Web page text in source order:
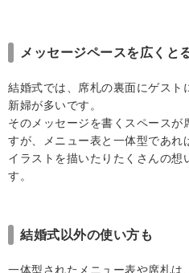
メッセージペースを広くと
結婚式では、席札の裏面にゲスト
新婦が多いです。
そのメッセージを書くスペースが
すが、メニュー表と一体型であれ
イラストを描いたりたくさんの想
す。
結婚式以外の使い方も
一体型されたメニュー表や席札は